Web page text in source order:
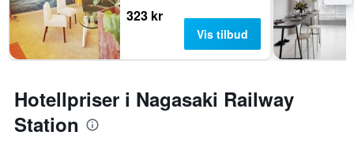
323 kr
Vis tilbud
Hotellpriser i Nagasaki Railway
Station